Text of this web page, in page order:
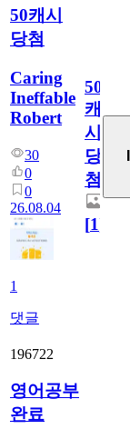
50캐시
당첨
Caring
Ineffable
Robert
30
0
0
26.08.04
1
댓글
50
캐
시
당
첨
[1]
196722
영어공부
완료